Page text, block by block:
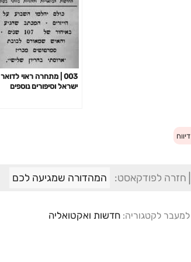
003 | מתחרה ראוי לדואר
ישראל וסיפורים נוספים
דיווח
חזרה לפודקאסט: המהדורה שמגיעה לכם
למעבר לקטגוריה: חדשות ואקטואליה